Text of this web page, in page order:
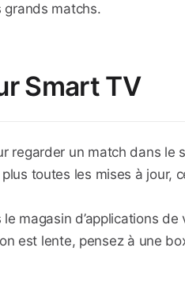
grands matchs.
Smart TV
regarder un match dans le
toutes les mises à jour,
magasin d’applications
est lente, pensez à une